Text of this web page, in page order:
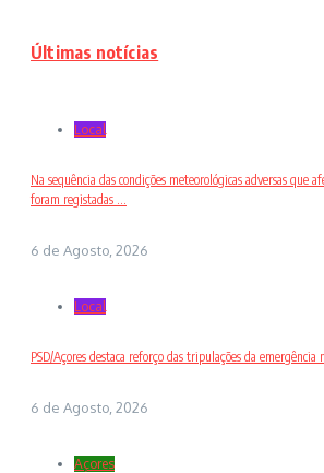
Últimas notícias
Local
Na sequência das condições meteorológicas adversas que
foram registadas ...
6 de Agosto, 2026
Local
PSD/Açores destaca reforço das tripulações da
6 de Agosto, 2026
Açores